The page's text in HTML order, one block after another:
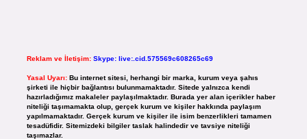
Reklam ve İletişim: Skype: live:.cid.575569c608265c69
Yasal Uyarı: Bu internet sitesi, herhangi bir marka, kurum veya şahıs
şirketi ile hiçbir bağlantısı bulunmamaktadır. Sitede yalnızca kendi
hazırladığımız makaleler paylaşılmaktadır. Burada yer alan içerikler haber
niteliği taşımamakta olup, gerçek kurum ve kişiler hakkında paylaşım
yapılmamaktadır. Gerçek kurum ve kişiler ile isim benzerlikleri tamamen
tesadüfidir. Sitemizdeki bilgiler taslak halindedir ve tavsiye niteliği
taşımazlar.